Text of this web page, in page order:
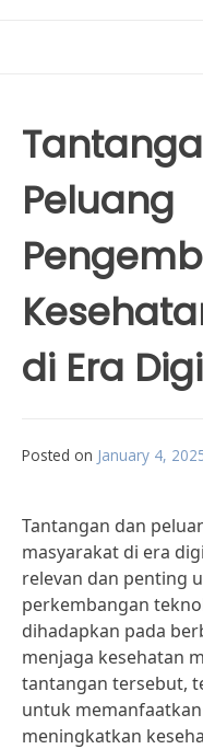
Peluang
di Era
Posted on January 4,
Tantangan dan
masyarakat di era
relevan dan penting
perkembangan
dihadapkan pada
menjaga kesehatan
tantangan tersebut,
untuk
meningkatkan